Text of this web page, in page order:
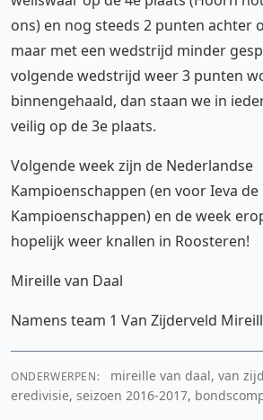
ons) en nog steeds 2 punten achter
maar met een wedstrijd minder
volgende wedstrijd weer 3 punten
binnengehaald, dan staan we in
veilig op de 3e plaats.
Volgende week zijn de Nederlandse
Kampioenschappen (en voor Ieva de
Kampioenschappen) en de week
hopelijk weer knallen in Roosteren!
Mireille van Daal
Namens team 1 Van Zijderveld
ONDERWERPEN:
mireille van daal, van
eredivisie, seizoen 2016-2017,